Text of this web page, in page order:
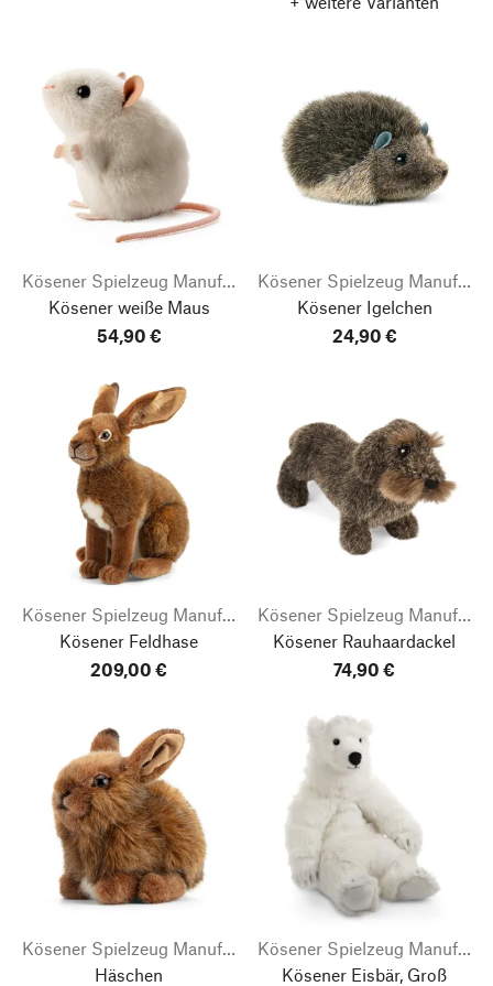
Kösener Spielzeug Manufaktur
Kösener weiße Maus
54,90 €
Kösener Spielzeug Manufaktur
Kösener Igelchen
24,90 €
Kösener Spielzeug Manufaktur
Kösener Feldhase
209,00 €
Kösener Spielzeug Manufaktur
Kösener Rauhaardackel
74,90 €
Kösener Spielzeug Manufaktur
Häschen
Kösener Spielzeug Manufaktur
Kösener Eisbär, Groß